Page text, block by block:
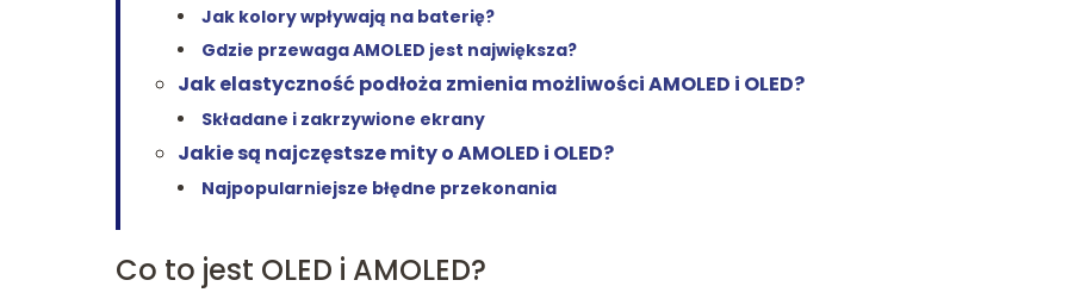
Jak kolory wpływają na baterię?
Gdzie przewaga AMOLED jest największa?
Jak elastyczność podłoża zmienia możliwości AMOLED i OLED?
Składane i zakrzywione ekrany
Jakie są najczęstsze mity o AMOLED i OLED?
Najpopularniejsze błędne przekonania
Co to jest OLED i AMOLED?